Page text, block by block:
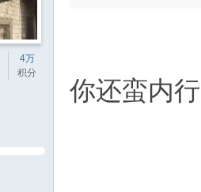
4万
积分
你还蛮内